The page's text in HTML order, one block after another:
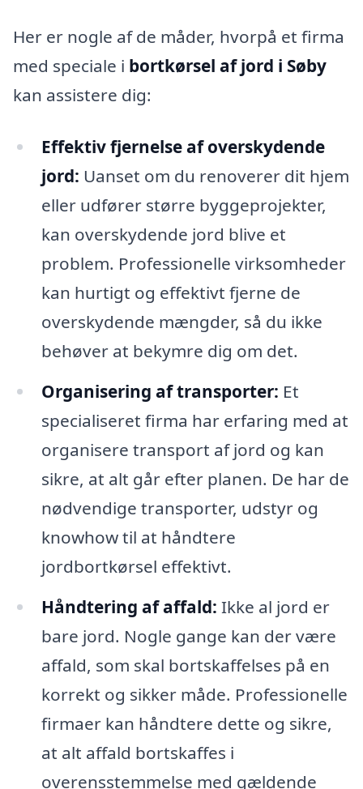
Her er nogle af de måder, hvorpå et firma
med speciale i bortkørsel af jord i Søby
kan assistere dig:
Effektiv fjernelse af overskydende
jord: Uanset om du renoverer dit hjem
eller udfører større byggeprojekter,
kan overskydende jord blive et
problem. Professionelle virksomheder
kan hurtigt og effektivt fjerne de
overskydende mængder, så du ikke
behøver at bekymre dig om det.
Organisering af transporter: Et
specialiseret firma har erfaring med at
organisere transport af jord og kan
sikre, at alt går efter planen. De har de
nødvendige transporter, udstyr og
knowhow til at håndtere
jordbortkørsel effektivt.
Håndtering af affald: Ikke al jord er
bare jord. Nogle gange kan der være
affald, som skal bortskaffelses på en
korrekt og sikker måde. Professionelle
firmaer kan håndtere dette og sikre,
at alt affald bortskaffes i
overensstemmelse med gældende